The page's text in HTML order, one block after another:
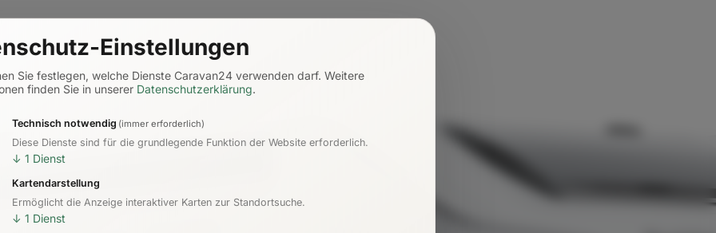
Einstellungen
Sie festlegen, welche Dienste Caravan24 verwenden darf. Weitere
finden Sie in unserer Datenschutzerklärung.
Technisch notwendig (immer erforderlich)
Diese Dienste sind für die grundlegende Funktion der Website erforderlich.
↓ 1 Dienst
Kartendarstellung
Ermöglicht die Anzeige interaktiver Karten zur Standortsuche.
↓ 1 Dienst